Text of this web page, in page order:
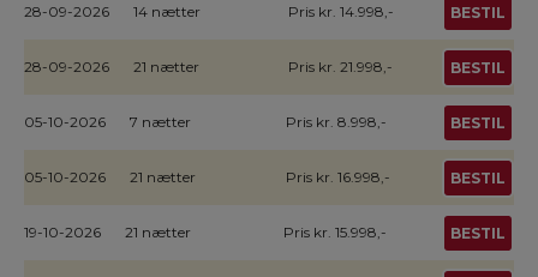
28-09-2026 14 nætter Pris kr. 14.998,- BESTIL
28-09-2026 21 nætter Pris kr. 21.998,- BESTIL
05-10-2026 7 nætter Pris kr. 8.998,- BESTIL
05-10-2026 21 nætter Pris kr. 16.998,- BESTIL
19-10-2026 21 nætter Pris kr. 15.998,- BESTIL